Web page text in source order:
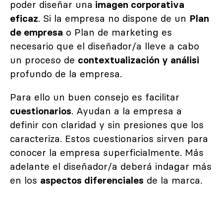
poder diseñar una imagen corporativa
eficaz. Si la empresa no dispone de un
Plan
de empresa o Plan de marketing es
necesario que el diseñador/a lleve a cabo
un proceso de contextualización y análisi
profundo de la empresa.
Para ello un buen consejo es facilitar
cuestionarios. Ayudan a la empresa a
definir con claridad y sin presiones que los
caracteriza. Estos cuestionarios sirven para
conocer la empresa superficialmente. Más
adelante el diseñador/a deberá indagar más
en los aspectos diferenciales de la marca.